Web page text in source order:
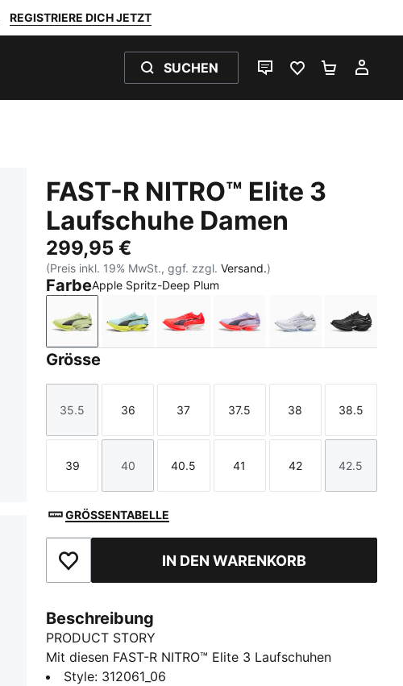
REGISTRIERE DICH JETZT
SUCHEN
LIVE-CHATFAVORITEN 0
FAST-R NITRO™ Elite 3
Laufschuhe Damen
299,95 €
(Preis inkl. 19% MwSt., ggf. zzgl.Versand.)
FarbeApple Spritz-Deep Plum
Apple Spritz-Deep Plum
Fresh Water-Lemon Crush
Ultra Red-Inky Depths-PUMA White
Light Lavender-Inky
PUMA White-
PUMA
Grösse
Größe
35.5
Größe
36
Größe
37
Größe
37.5
Größe
38
Größe
38.5
Größe
39
Größe
40
Größe
40.5
Größe
41
Größe
42
Größe
42.5
GRÖSSENTABELLE
Zu Favoriten hinzufügenIN DEN WARENKORB
Beschreibung
PRODUCT STORY
Mit diesen FAST-R NITRO™ Elite 3 Laufschuhen
steigerst du dein Tempo für den Wettkampf. Sie
Style: 312061_06